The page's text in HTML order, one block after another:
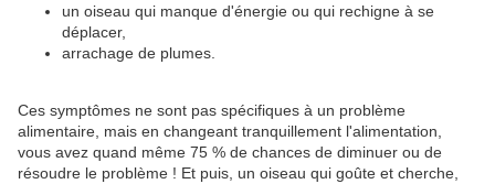
un oiseau qui manque d'énergie ou qui rechigne à se
déplacer,
arrachage de plumes.
Ces symptômes ne sont pas spécifiques à un problème
alimentaire, mais en changeant tranquillement l'alimentation,
vous avez quand même 75 % de chances de diminuer ou de
résoudre le problème ! Et puis, un oiseau qui goûte et cherche,